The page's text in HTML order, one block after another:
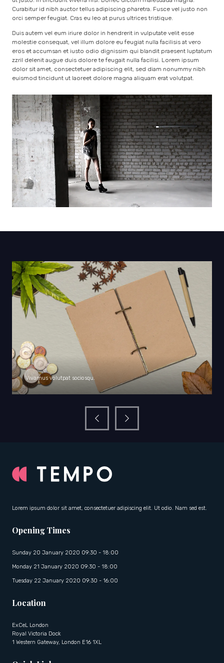
Curabitur id nibh auctor tellus adipiscing pharetra. Fusce vel justo non
orci semper feugiat. Cras eu leo at purus ultrices tristique.
Duis autem vel eum iriure dolor in hendrerit in vulputate velit esse
molestie consequat, vel illum dolore eu feugiat nulla facilisis at vero
eros et accumsan et iusto odio dignissim qui blandit praesent luptatum
zzril delenit augue duis dolore te feugait nulla facilisi. Lorem ipsum
dolor sit amet, consectetuer adipiscing elit, sed diam nonummy nibh
euismod tincidunt ut laoreet dolore magna aliquam erat volutpat.
Igula conubia inceptos.
Lorem ipsum dolor sit amet, consectetuer adipiscing elit. Ut odio. Nam sed est.
Opening Times
Sunday 20 January 2020 09:30 - 18:00
Monday 21 January 2020 09:30 - 18:00
Tuesday 22 January 2020 09:30 - 16:00
Location
ExCeL London
Royal Victoria Dock
1 Western Gateway, London E16 1XL